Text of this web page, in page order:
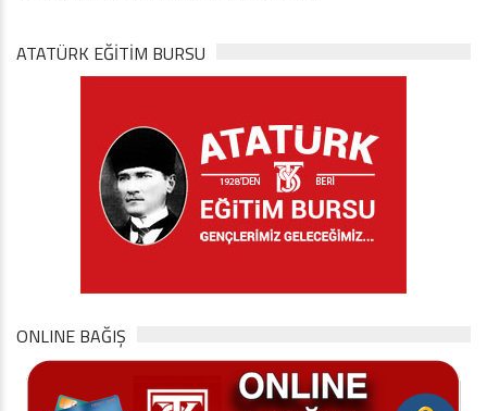
ATATÜRK EĞITIM BURSU
ONLINE BAĞIŞ